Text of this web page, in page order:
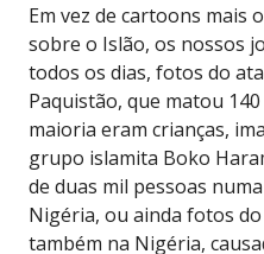
Em vez de cartoons mais
sobre o Islão, os nossos
todos os dias, fotos do
Paquistão, que matou
maioria eram crianças,
grupo islamita Boko
de duas mil pessoas
Nigéria, ou ainda fotos
também na Nigéria,